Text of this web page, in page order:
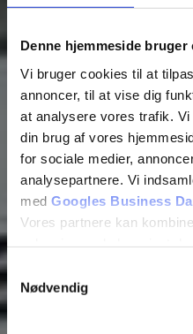
Denne hjemmeside bruger
Vi bruger cookies til at
annoncer, til at vise dig
at analysere vores trafik.
din brug af vores
for sociale medier,
analysepartnere. Vi
med Googles Business
Vores partnere kan
Samtykkevalg
Nødvendig
Fokus på den
Sjov og lærerig
Høj